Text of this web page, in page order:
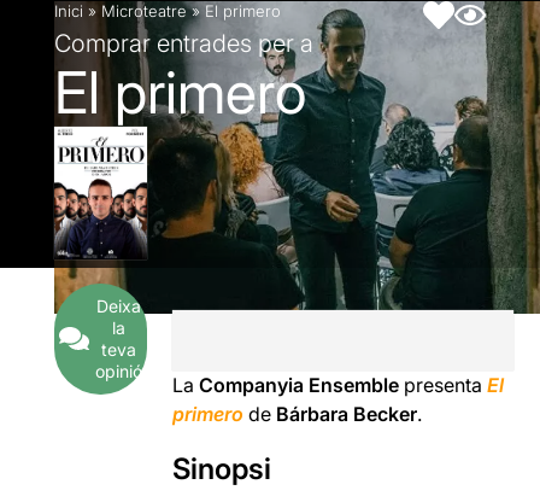
Inici » Microteatre» El primero
Comprar entrades per a
El primero
Deixa
la
teva
opinió
LaCompanyia Ensemble presentaEl
primero de Bárbara Becker.
Sinopsi